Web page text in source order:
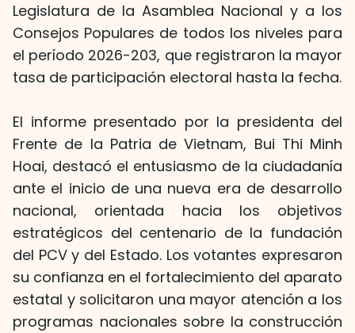
Legislatura de la Asamblea Nacional y a los
Consejos Populares de todos los niveles para
el período 2026-203, que registraron la mayor
tasa de participación electoral hasta la fecha.
El informe presentado por la presidenta del
Frente de la Patria de Vietnam, Bui Thi Minh
Hoai, destacó el entusiasmo de la ciudadanía
ante el inicio de una nueva era de desarrollo
nacional, orientada hacia los objetivos
estratégicos del centenario de la fundación
del PCV y del Estado. Los votantes expresaron
su confianza en el fortalecimiento del aparato
estatal y solicitaron una mayor atención a los
programas nacionales sobre la construcción